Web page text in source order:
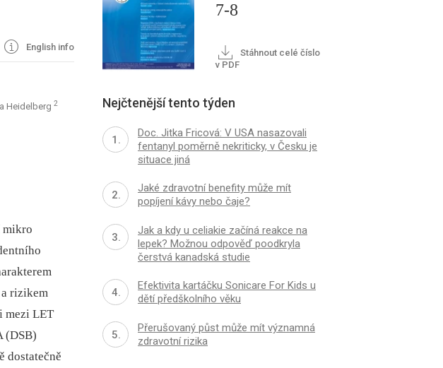
English info
Heidelberg 2
mikro
rizikem
mezi LET
(DSB)
dostatečně
7-8
Stáhnout celé číslo
v PDF
Nejčtenější tento týden
Doc. Jitka Fricová: V USA nasazovali
fentanyl poměrně nekriticky, v Česku je
situace jiná
Jaké zdravotní benefity může mít
popíjení kávy nebo čaje?
Jak a kdy u celiakie začíná reakce na
lepek? Možnou odpověď poodkryla
čerstvá kanadská studie
Efektivita kartáčku Sonicare For Kids u
dětí předškolního věku
Přerušovaný půst může mít významná
zdravotní rizika